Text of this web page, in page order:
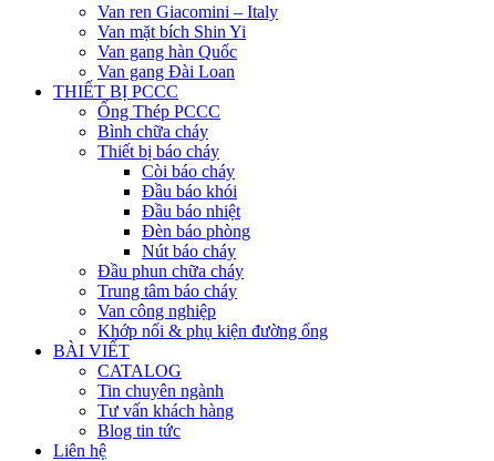
Van ren Giacomini – Italy
Van mặt bích Shin Yi
Van gang hàn Quốc
Van gang Đài Loan
THIẾT BỊ PCCC
Ống Thép PCCC
Bình chữa cháy
Thiết bị báo cháy
Còi báo cháy
Đầu báo khói
Đầu báo nhiệt
Đèn báo phòng
Nút báo cháy
Đầu phun chữa cháy
Trung tâm báo cháy
Van công nghiệp
Khớp nối & phụ kiện đường ống
BÀI VIẾT
CATALOG
Tin chuyên ngành
Tư vấn khách hàng
Blog tin tức
Liên hệ